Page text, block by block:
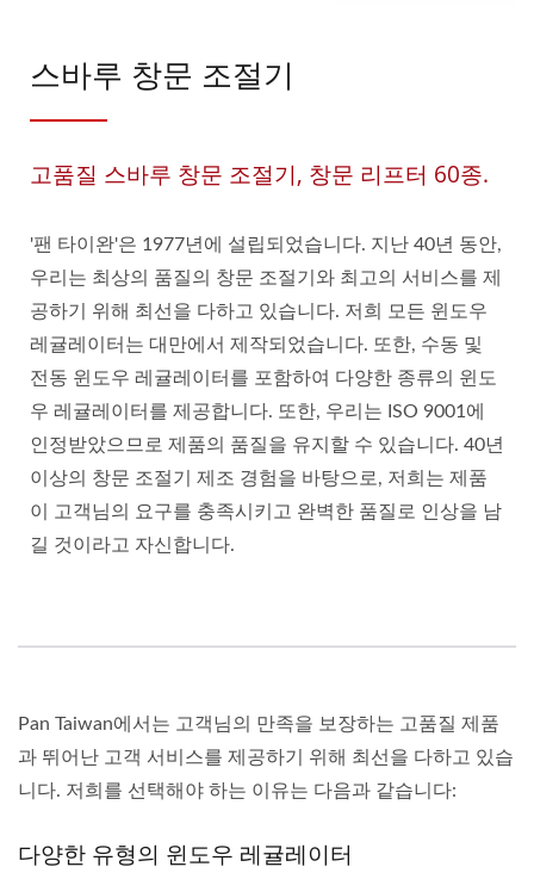
스바루 창문 조절기
고품질 스바루 창문 조절기, 창문 리프터 60종.
'팬 타이완'은 1977년에 설립되었습니다. 지난 40년 동안,
우리는 최상의 품질의 창문 조절기와 최고의 서비스를 제
공하기 위해 최선을 다하고 있습니다. 저희 모든 윈도우
레귤레이터는 대만에서 제작되었습니다. 또한, 수동 및
전동 윈도우 레귤레이터를 포함하여 다양한 종류의 윈도
우 레귤레이터를 제공합니다. 또한, 우리는 ISO 9001에
인정받았으므로 제품의 품질을 유지할 수 있습니다. 40년
이상의 창문 조절기 제조 경험을 바탕으로, 저희는 제품
이 고객님의 요구를 충족시키고 완벽한 품질로 인상을 남
길 것이라고 자신합니다.
Pan Taiwan에서는 고객님의 만족을 보장하는 고품질 제품
과 뛰어난 고객 서비스를 제공하기 위해 최선을 다하고 있습
니다. 저희를 선택해야 하는 이유는 다음과 같습니다:
다양한 유형의 윈도우 레귤레이터